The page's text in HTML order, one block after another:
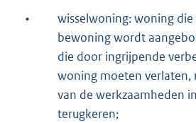
•
wisselwoning: woning
bewoning wordt
die door ingrijpende
woning moeten verlaten,
van de werkzaamheden
terugkeren;